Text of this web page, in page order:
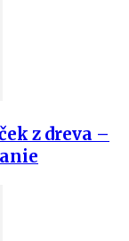
z dreva –